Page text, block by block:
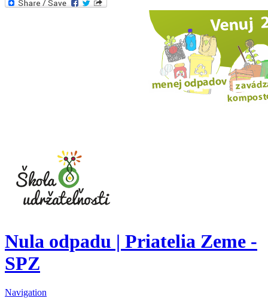
Nula odpadu | Priatelia Zeme -
SPZ
Navigation